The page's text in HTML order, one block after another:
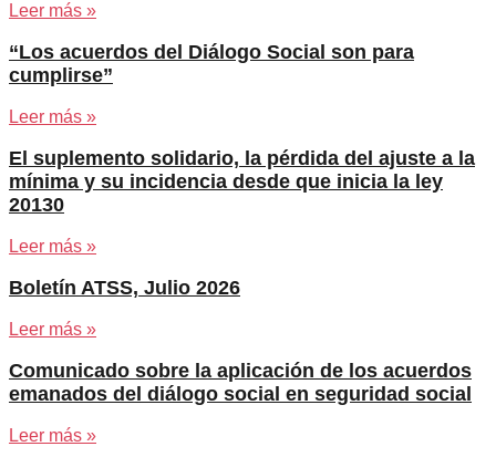
Leer más »
“Los acuerdos del Diálogo Social son para
cumplirse”
Leer más »
El suplemento solidario, la pérdida del ajuste a la
mínima y su incidencia desde que inicia la ley
20130
Leer más »
Boletín ATSS, Julio 2026
Leer más »
Comunicado sobre la aplicación de los acuerdos
emanados del diálogo social en seguridad social
Leer más »